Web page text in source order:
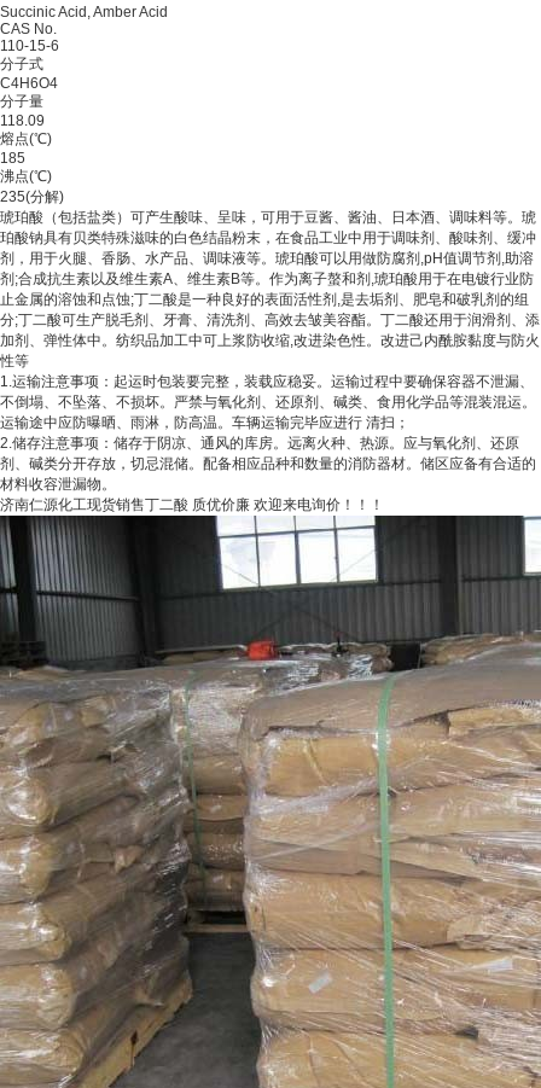
Succinic Acid, Amber Acid
CAS No.
110-15-6
分子式
C4H6O4
分子量
118.09
熔点(℃)
185
沸点(℃)
235(分解)
琥珀酸（包括盐类）可产生酸味、呈味，可用于豆酱、酱油、日本酒、调味料等。琥
珀酸钠具有贝类特殊滋味的白色结晶粉末，在食品工业中用于调味剂、酸味剂、缓冲
剂，用于火腿、香肠、水产品、调味液等。琥珀酸可以用做防腐剂,pH值调节剂,助溶
剂;合成抗生素以及维生素A、维生素B等。作为离子螯和剂,琥珀酸用于在电镀行业防
止金属的溶蚀和点蚀;丁二酸是一种良好的表面活性剂,是去垢剂、肥皂和破乳剂的组
分;丁二酸可生产脱毛剂、牙膏、清洗剂、高效去皱美容酯。丁二酸还用于润滑剂、添
加剂、弹性体中。纺织品加工中可上浆防收缩,改进染色性。改进己内酰胺黏度与防火
性等
1.运输注意事项：起运时包装要完整，装载应稳妥。运输过程中要确保容器不泄漏、
不倒塌、不坠落、不损坏。严禁与氧化剂、还原剂、碱类、食用化学品等混装混运。
运输途中应防曝晒、雨淋，防高温。车辆运输完毕应进行 清扫；
2.储存注意事项：储存于阴凉、通风的库房。远离火种、热源。应与氧化剂、还原
剂、碱类分开存放，切忌混储。配备相应品种和数量的消防器材。储区应备有合适的
材料收容泄漏物。
济南仁源化工现货销售丁二酸 质优价廉 欢迎来电询价！！！